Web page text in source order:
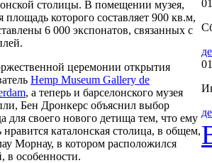
столицы. В помещении музея,
площадь которого составляет 900 кв.м,
6 000 экспонатов, связанных с
церемонии открытия
Hemp Museum Gallery de
, а теперь и барселонского музея
Бен Дронкерс объяснил выбор
для своего нового детища тем, что ему
нравится каталонская столица, в общем,
Морнау, в котором расположился
в особенности.